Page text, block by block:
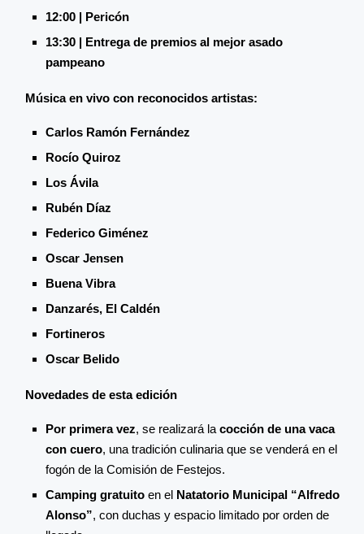
12:00 | Pericón
13:30 | Entrega de premios al mejor asado
pampeano
Música en vivo con reconocidos artistas:
Carlos Ramón Fernández
Rocío Quiroz
Los Ávila
Rubén Díaz
Federico Giménez
Oscar Jensen
Buena Vibra
Danzarés, El Caldén
Fortineros
Oscar Belido
Novedades de esta edición
Por primera vez, se realizará la cocción de una vaca
con cuero, una tradición culinaria que se venderá en el
fogón de la Comisión de Festejos.
Camping gratuito en el Natatorio Municipal “Alfredo
Alonso”, con duchas y espacio limitado por orden de